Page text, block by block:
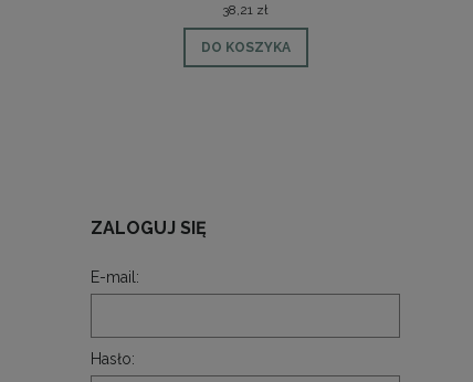
38,21 zł
DO KOSZYKA
ZALOGUJ SIĘ
E-mail:
Hasło: